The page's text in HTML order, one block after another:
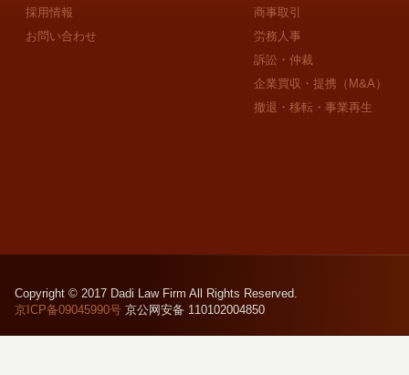
採用情報
お問い合わせ
商事取引
労務人事
訴訟・仲裁
企業買収・提携（M&A）
撤退・移転・事業再生
Copyright © 2017 Dadi Law Firm All Rights Reserved.
京ICP备09045990号京公网安备 110102004850